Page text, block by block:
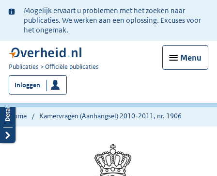
Ter
informatie:
Mogelijk ervaart u problemen met het zoeken naar
publicaties. We werken aan een oplossing. Excuses voor
het ongemak.
Menu
U
bent
nu
hier:
Publicaties Officiële publicaties
Inloggen
Home Kamervragen (Aanhangsel) 2010-2011, nr. 1906